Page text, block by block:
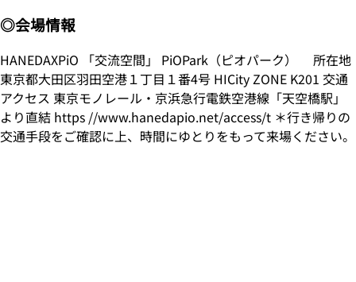
◎会場情報
HANEDAXPiO 「交流空間」 PiOPark（ピオパーク） 所在地
東京都大田区羽田空港１丁目１番4号 HICity ZONE K201 交通
アクセス 東京モノレール・京浜急行電鉄空港線「天空橋駅」
より直結 https //www.hanedapio.net/access/t ＊行き帰りの
交通手段をご確認に上、時間にゆとりをもって来場ください。